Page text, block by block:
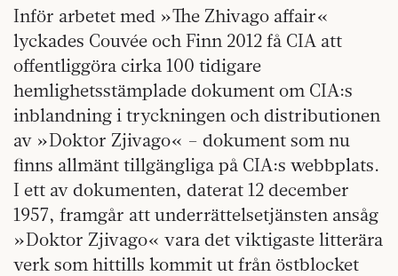
Inför arbetet med »The Zhivago affair«
lyckades Couvée och Finn 2012 få CIA att
offentliggöra cirka 100 tidigare
hemlighetsstämplade dokument om CIA:s
inblandning i tryckningen och distributionen
av »Doktor Zjivago« – dokument som nu
finns allmänt tillgängliga på CIA:s webbplats.
I ett av dokumenten, daterat 12 december
1957, framgår att underrättelsetjänsten ansåg
»Doktor Zjivago« vara det viktigaste litterära
verk som hittills kommit ut från östblocket